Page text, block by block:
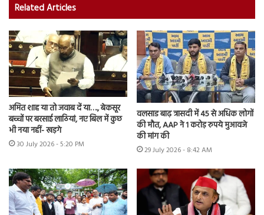
Related Articles
अमित शाह या तो जवाब दें या…., बेकसूर
बच्चों पर बरसाई लाठियां, नए बिल में कुछ
भी नया नहीं- खड़गे
30 July 2026 - 5:20 PM
वलसाड बाढ़ त्रासदी में 45 से अधिक लोगों
की मौत, AAP ने 1 करोड़ रुपये मुआवजे
की मांग की
29 July 2026 - 8:42 AM